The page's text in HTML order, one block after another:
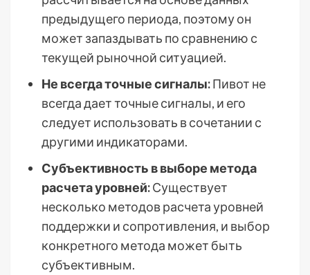
предыдущего периода, поэтому он
может запаздывать по сравнению с
текущей рыночной ситуацией.
Не всегда точные сигналы:Пивот не
всегда дает точные сигналы, и его
следует использовать в сочетании с
другими индикаторами.
Субъективность в выборе метода
расчета уровней:Существует
несколько методов расчета уровней
поддержки и сопротивления, и выбор
конкретного метода может быть
субъективным.